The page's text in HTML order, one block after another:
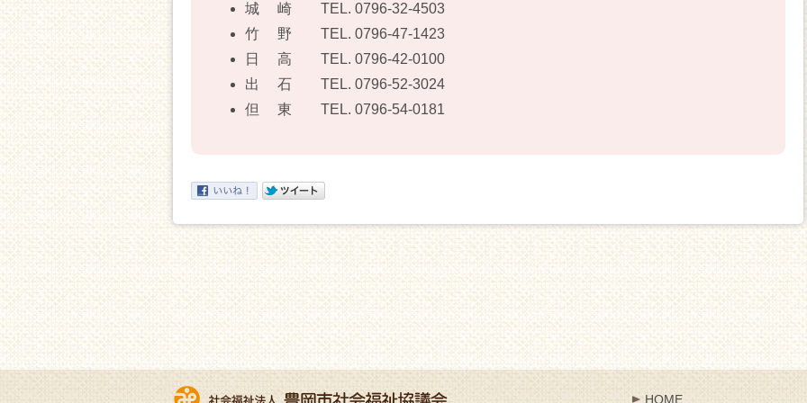
城 崎 TEL. 0796-32-4503
竹 野 TEL. 0796-47-1423
日 高 TEL. 0796-42-0100
出 石 TEL. 0796-52-3024
但 東 TEL. 0796-54-0181
HOME